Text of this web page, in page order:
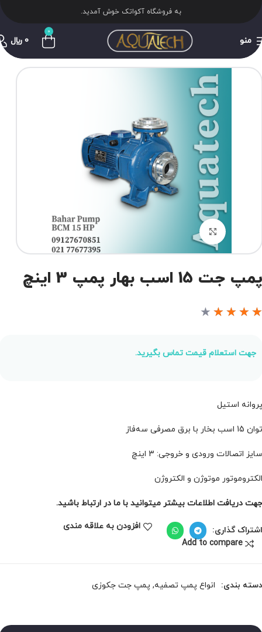
به فروشگاه آکواتک خوش آمدید.
منو
0
0 ﷼
برای بزرگنمایی کلیک کنید
جت 15 اسب بهار پمپ 3 اینچ
★
★
★
★
جهت استعلام قیمت تماس بگیرید.
استیل
اسب بخار با برق مصرفی سه‌فاز
اتصالات ورودی و خروجی: 3 اینچ
موتوژن و الکتروژن
دریافت اطلاعات بیشتر میتوانید با ما در ارتباط باشید.
گذاری:
افزودن به علاقه مندی
Add to compare
بندی: انواع پمپ تصفیه, پمپ جت جکوزی